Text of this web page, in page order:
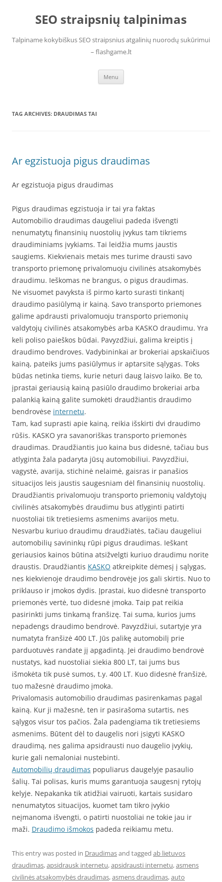
contentSEO straipsnių talpinimas
Talpiname kokybiškus SEO straipsnius atgalinių nuorodų sukūrimui
– flashgame.lt
Menu
TAG ARCHIVES: DRAUDIMAS TAI
Ar egzistuoja pigus draudimas
Ar egzistuoja pigus draudimas
Pigus draudimas egzistuoja ir tai yra faktas
Automobilio draudimas daugeliui padeda išvengti
nenumatytų finansinių nuostolių įvykus tam tikriems
draudiminiams įvykiams. Tai leidžia mums jaustis
saugiems. Kiekvienais metais mes turime drausti savo
transporto priemonę privalomuoju civilinės atsakomybės
draudimu. Ieškomas ne brangus, o pigus draudimas.
Ne visuomet pavyksta iš pirmo karto surasti tinkantį
draudimo pasiūlymą ir kainą. Savo transporto priemones
galime apdrausti privalomuoju transporto priemonių
valdytojų civilinės atsakomybės arba KASKO draudimu. Yra
keli poliso paieškos būdai. Pavyzdžiui, galima kreiptis į
draudimo bendroves. Vadybininkai ar brokeriai apskaičiuos
kainą, pateiks jums pasiūlymus ir aptarsite sąlygas. Toks
būdas netinka tiems, kurie neturi daug laisvo laiko. Be to,
įprastai geriausią kainą pasiūlo draudimo brokeriai arba
palankią kainą galite sumokėti draudžiantis draudimo
bendrovėse internetu.
Tam, kad suprasti apie kainą, reikia išskirti dvi draudimo
rūšis. KASKO yra savanoriškas transporto priemonės
draudimas. Draudžiantis juo kaina bus didesnė, tačiau bus
atlyginta žala padaryta jūsų automobiliui. Pavyzdžiui,
vagystė, avarija, stichinė nelaimė, gaisras ir panašios
situacijos leis jaustis saugesniam dėl finansinių nuostolių.
Draudžiantis privalomuoju transporto priemonių valdytojų
civilinės atsakomybės draudimu bus atlyginti patirti
nuostoliai tik tretiesiems asmenims avarijos metu.
Nesvarbu kuriuo draudimu draudžiatės, tačiau daugeliui
automobilių savininkų rūpi pigus draudimas. Ieškant
geriausios kainos būtina atsižvelgti kuriuo draudimu norite
draustis. Draudžiantis KASKO atkreipkite dėmesį į sąlygas,
nes kiekvienoje draudimo bendrovėje jos gali skirtis. Nuo to
priklauso ir įmokos dydis. Įprastai, kuo didesnė transporto
priemonės vertė, tuo didesnė įmoka. Taip pat reikia
pasirinkti jums tinkamą franšizę. Tai suma, kurios jums
nepadengs draudimo bendrovė. Pavyzdžiui, sutartyje yra
numatyta franšizė 400 LT. Jūs palikę automobilį prie
parduotuvės randate jį apgadintą. Jei draudimo bendrovė
nustatys, kad nuostoliai siekia 800 LT, tai jums bus
išmokėta tik pusė sumos, t.y. 400 LT. Kuo didesnė franšizė,
tuo mažesnė draudimo įmoka.
Privalomasis automobilio draudimas pasirenkamas pagal
kainą. Kur ji mažesnė, ten ir pasirašoma sutartis, nes
sąlygos visur tos pačios. Žala padengiama tik tretiesiems
asmenims. Būtent dėl to daugelis nori įsigyti KASKO
draudimą, nes galima apsidrausti nuo daugelio įvykių,
kurie gali nemaloniai nustebinti.
Automobilių draudimas populiarus daugelyje pasaulio
šalių. Tai polisas, kuris mums garantuoja saugesnį rytojų
kelyje. Nepakanka tik atidžiai vairuoti, kartais susidaro
nenumatytos situacijos, kuomet tam tikro įvykio
neįmanoma išvengti, o patirti nuostoliai ne tokie jau ir
maži. Draudimo išmokos padeda reikiamu metu.
This entry was posted in Draudimasand tagged ab lietuvos
draudimas,apsidrausk internetu,apsidrausti internetu,asmens
civilinės atsakomybės draudimas,asmens draudimas,auto